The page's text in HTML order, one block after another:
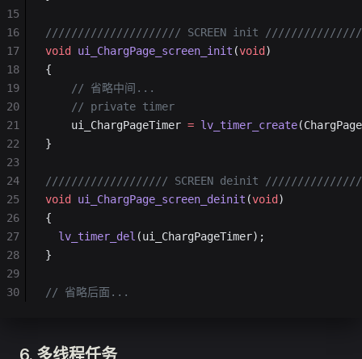
///////////////////// SCREEN init
void
ui_ChargPage_screen_init (void )
{
    // 省略中间...
    // private timer
    ui_ChargPageTimer
= lv_timer_create
}
/////////////////// SCREEN deinit
void
ui_ChargPage_screen_deinit (void )
{
  lv_timer_del
(ui_ChargPageTimer);
}
// 省略后面...
15
16
17
18
19
20
21
22
23
24
25
26
27
28
29
30
6. 多线程任务